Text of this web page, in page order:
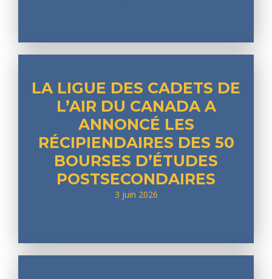
LA LIGUE DES CADETS DE
L’AIR DU CANADA A
ANNONCÉ LES
RÉCIPIENDAIRES DES 50
BOURSES D’ÉTUDES
POSTSECONDAIRES
3 juin 2026